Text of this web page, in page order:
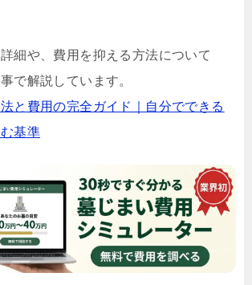
細や、費用を抑える方法について
で解説しています。
と費用の完全ガイド｜自分でできる
基準